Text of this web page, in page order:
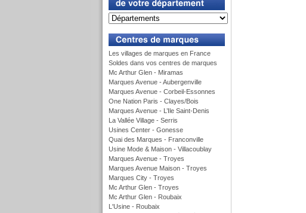
Les villages de marques en France
Soldes dans vos centres de marques
Mc Arthur Glen - Miramas
Marques Avenue - Aubergenville
Marques Avenue - Corbeil-Essonnes
One Nation Paris - Clayes/Bois
Marques Avenue - L’Ile Saint-Denis
La Vallée Village - Serris
Usines Center - Gonesse
Quai des Marques - Franconville
Usine Mode & Maison - Villacoublay
Marques Avenue - Troyes
Marques Avenue Maison - Troyes
Marques City - Troyes
Mc Arthur Glen - Troyes
Mc Arthur Glen - Roubaix
L'Usine - Roubaix